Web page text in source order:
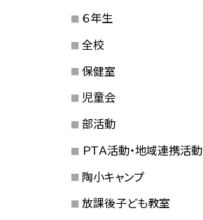
６年生
全校
保健室
児童会
部活動
ＰＴＡ活動・地域連携活動
陶小キャンプ
放課後子ども教室